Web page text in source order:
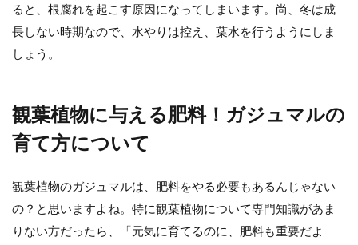
事に頭を悩ませている人もいるのではないで
しょうか。 サ...
観葉植物の虫対策！土からコバエが
発生した時の対策と予防方法
ると、とても嫌な気持ちになりますよね。家
ると、根腐れを起こす原因になってしまいます。尚、冬は成
長しない時期なので、水やりは控え、葉水を行うようにしま
しょう。
観葉植物に与える肥料！ガジュマルの
育て方について
観葉植物のガジュマルは、肥料をやる必要もあるんじゃない
の？と思いますよね。特に観葉植物について専門知識があま
りない方だったら、「元気に育てるのに、肥料も重要だよ